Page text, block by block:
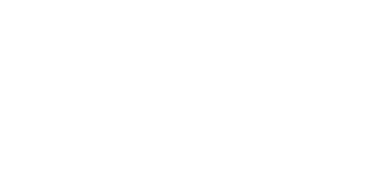
: 4,98 sur 5